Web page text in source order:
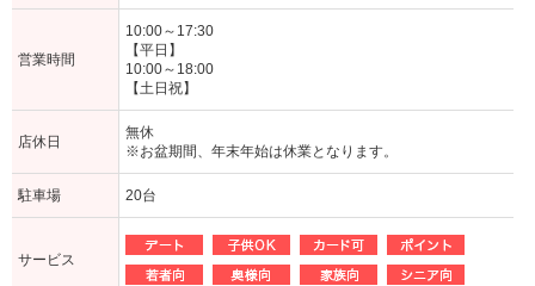
営業時間
10:00～17:30
【平日】
10:00～18:00
【土日祝】
店休日
無休
※お盆期間、年末年始は休業となります。
駐車場 20台
サービス